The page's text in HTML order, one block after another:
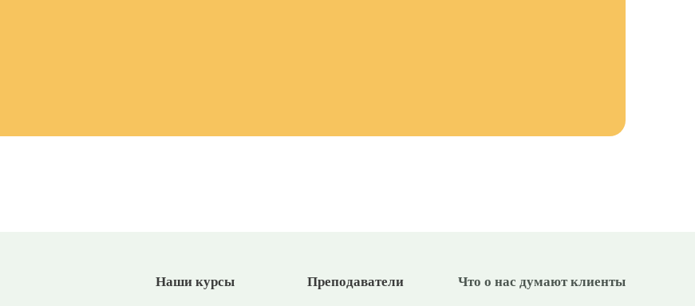
Наши курсы Преподаватели Что о нас думают клиенты